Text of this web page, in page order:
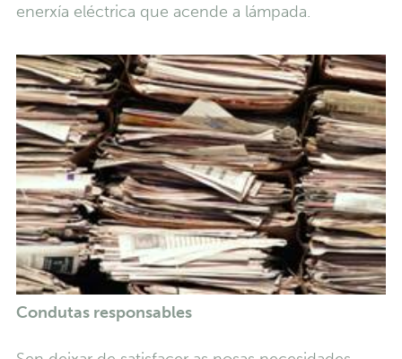
enerxía eléctrica que acende a lámpada.
Condutas responsables